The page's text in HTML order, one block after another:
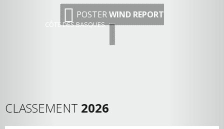
POSTERWIND REPORT
CÔTE DES BASQUES
CLASSEMENT 2026